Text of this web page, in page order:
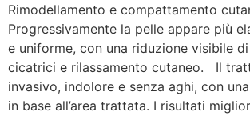
Rimodellamento e compattamento
Progressivamente la pelle appare più
e uniforme, con una riduzione visibile
cicatrici e rilassamento cutaneo. Il
invasivo, indolore e senza aghi, con
in base all’area trattata. I risultati